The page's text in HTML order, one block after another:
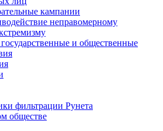
кампании
неправомерному
и общественные
фильтрации Рунета
обществе